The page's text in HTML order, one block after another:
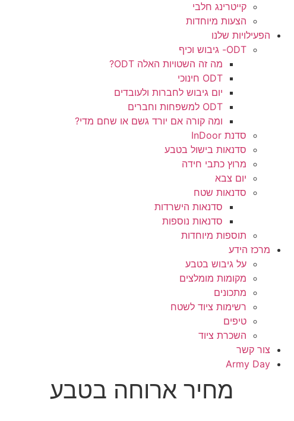
קייטרינג חלבי
הצעות מיוחדות
הפעילויות שלנו
ODT- גיבוש וכיף
מה זה השטויות האלה ODT?
ODT חינוכי
יום גיבוש לחברות ולעובדים
ODT למשפחות וחברים
ומה קורה אם יורד גשם או שחם מדי?
סדנת InDoor
סדנאות בישול בטבע
מרוץ כתבי חידה
יום צבא
סדנאות שטח
סדנאות הישרדות
סדנאות נוספות
תוספות מיוחדות
מרכז הידע
על גיבוש בטבע
מקומות מומלצים
מתכונים
רשימות ציוד לשטח
טיפים
השכרת ציוד
צור קשר
Army Day
מחיר ארוחה בטבע